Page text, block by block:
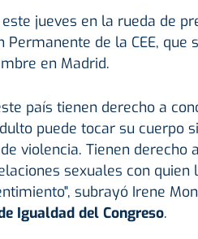
jueves en la rueda de
de la CEE, que
en Madrid.
país tienen derecho a
puede tocar su cuerpo
violencia. Tienen derecho a
sexuales con quien
subrayó Irene
Igualdad del Congreso.